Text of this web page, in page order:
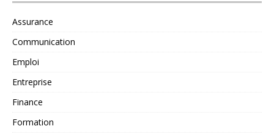
Assurance
Communication
Emploi
Entreprise
Finance
Formation